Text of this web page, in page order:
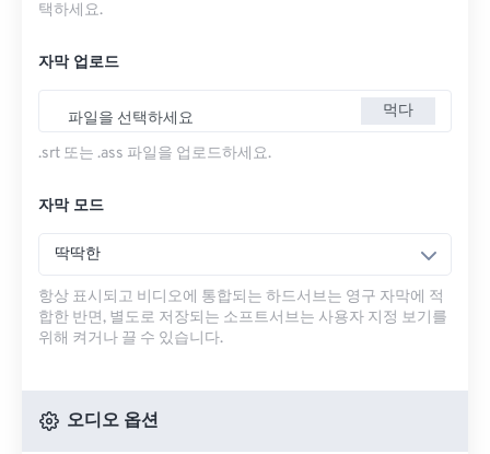
택하세요.
자막 업로드
파일을 선택하세요 먹다
.srt 또는 .ass 파일을 업로드하세요.
자막 모드
딱딱한
항상 표시되고 비디오에 통합되는 하드서브는 영구 자막에 적
합한 반면, 별도로 저장되는 소프트서브는 사용자 지정 보기를
위해 켜거나 끌 수 있습니다.
오디오 옵션